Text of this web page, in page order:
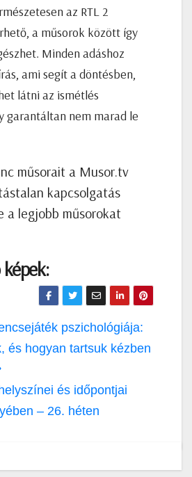
az RTL 2
a műsorok között így
Minden adáshoz
ami segít a döntésben,
látni az ismétlés
garantáltan nem marad le
műsorait a Musor.tv
kapcsolgatás
a legjobb műsorokat
pszichológiája:
és hogyan tartsuk kézben
és időpontjai
– 26. héten